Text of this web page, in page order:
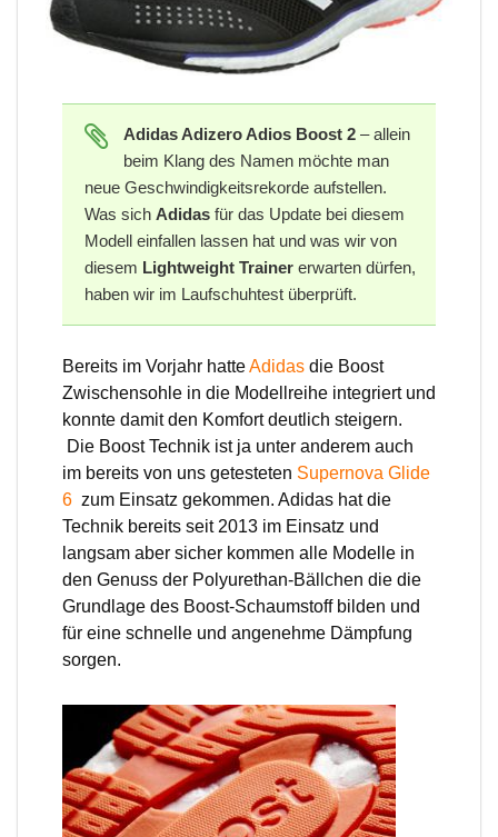
Adidas Adizero Adios Boost 2 – allein
beim Klang des Namen möchte man
neue Geschwindigkeitsrekorde aufstellen.
Was sich Adidas für das Update bei diesem
Modell einfallen lassen hat und was wir von
diesem Lightweight Trainer erwarten dürfen,
haben wir im Laufschuhtest überprüft.
Bereits im Vorjahr hatteAdidas die Boost
Zwischensohle in die Modellreihe integriert und
konnte damit den Komfort deutlich steigern.
Die Boost Technik ist ja unter anderem auch
im bereits von uns getesteten Supernova Glide
6 zum Einsatz gekommen. Adidas hat die
Technik bereits seit 2013 im Einsatz und
langsam aber sicher kommen alle Modelle in
den Genuss der Polyurethan-Bällchen die die
Grundlage des Boost-Schaumstoff bilden und
für eine schnelle und angenehme Dämpfung
sorgen.